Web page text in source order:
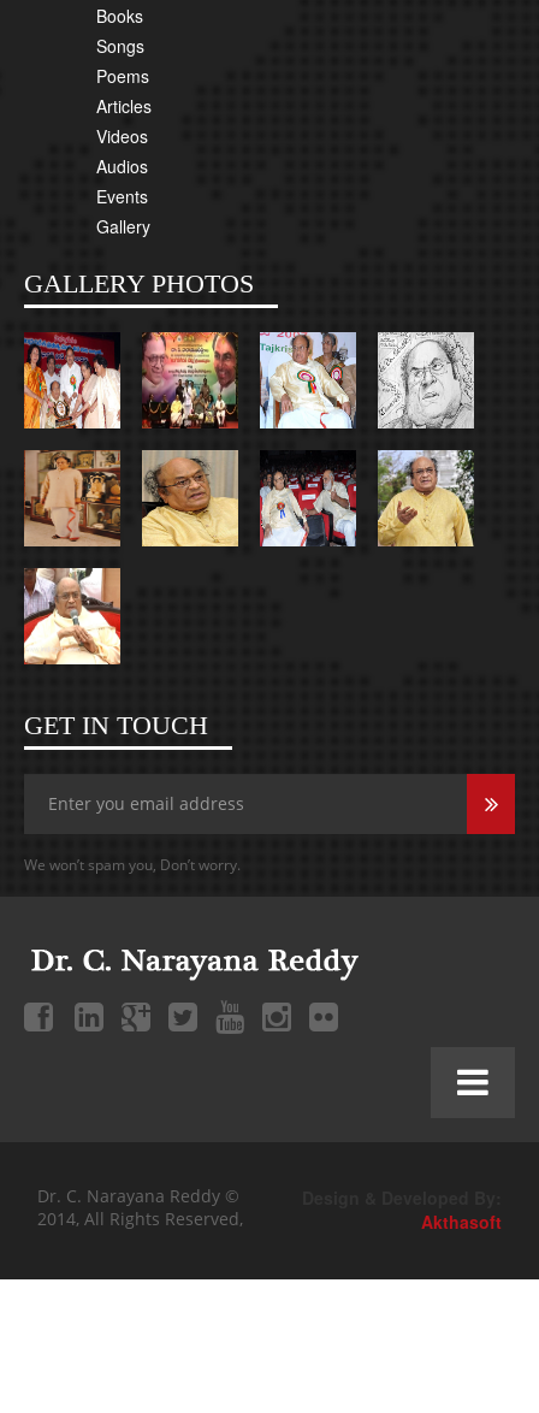
Books
Songs
Poems
Articles
Videos
Audios
Events
Gallery
GALLERY PHOTOS
GET IN TOUCH
We won’t spam you, Don’t worry.
Dr. C. Narayana Reddy ©
2014, All Rights Reserved,
Akthasoft